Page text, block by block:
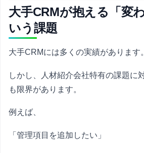
大手CRMが抱える「変
いう課題
大手CRMには多くの実績があります。
しかし、人材紹介会社特有の課題に
も限界があります。
例えば、
「管理項目を追加したい」